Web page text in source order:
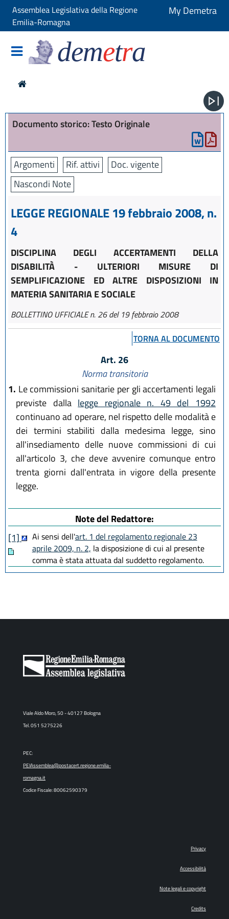
Assemblea Legislativa della Regione
Emilia-Romagna
My Demetra
demetra
Documento storico: Testo Originale
Argomenti Rif. attivi
Doc. vigente
Nascondi Note
LEGGE REGIONALE 19 febbraio 2008, n.
4
DISCIPLINA DEGLI ACCERTAMENTI DELLA
DISABILITÀ - ULTERIORI MISURE DI
SEMPLIFICAZIONE ED ALTRE DISPOSIZIONI IN
MATERIA SANITARIA E SOCIALE
BOLLETTINO UFFICIALE n. 26 del 19 febbraio 2008
TORNA AL DOCUMENTO
Art. 26
Norma transitoria
1. Le commissioni sanitarie per gli accertamenti legali
previste dalla legge regionale n. 49 del 1992
continuano ad operare, nel rispetto delle modalità e
dei termini stabiliti dalla medesima legge, sino
all'insediamento delle nuove commissioni di cui
all'articolo 3, che deve avvenire comunque entro
trenta giorni dall'entrata in vigore della presente
legge.
Note del Redattore:
[1]
Ai sensi dell'art. 1 del regolamento regionale 23
aprile 2009, n. 2, la disposizione di cui al presente
comma è stata attuata dal suddetto regolamento.
Viale Aldo Moro, 50 - 40127 Bologna
Tel. 051 5275226
PEC:
PEIAssemblea@postacert.regione.emilia-
romagna.it
Codice Fiscale: 80062590379
Privacy
Accessibilità
Note legali e copyright
Credits